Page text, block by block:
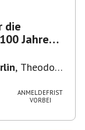
die
Jahre
, Theodor-
ANMELDEFRIST
VORBEI